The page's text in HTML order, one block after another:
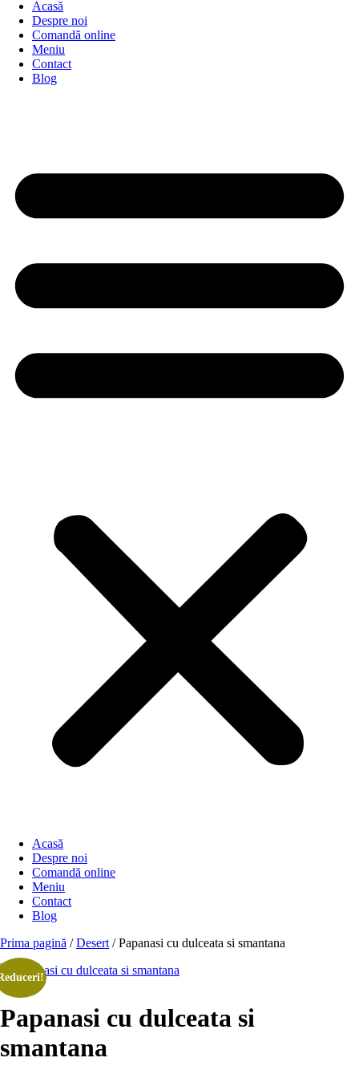
Acasă
Despre noi
Comandă online
Meniu
Contact
Blog
Acasă
Despre noi
Comandă online
Meniu
Contact
Blog
Prima pagină /Desert / Papanasi cu dulceata si smantana
Papanasi cu dulceata si
smantana